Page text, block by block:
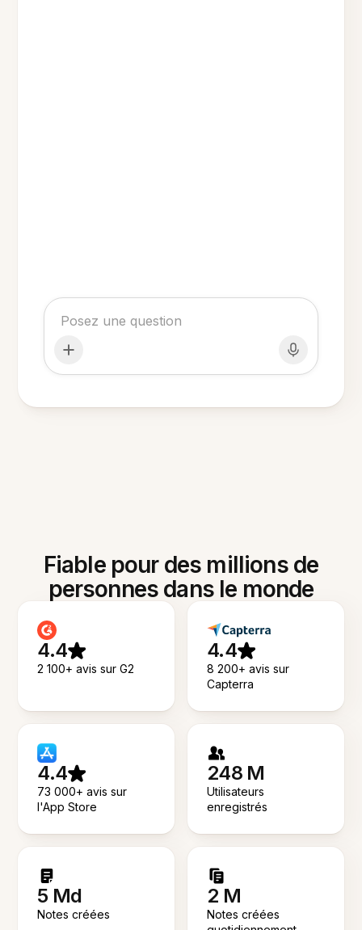
Fiable pour des millions de
personnes dans le monde
4.4
2 100+ avis sur G2
4.4
8 200+ avis sur
Capterra
4.4
73 000+ avis sur
l'App Store
248 M
Utilisateurs
enregistrés
5 Md
Notes créées
2 M
Notes créées